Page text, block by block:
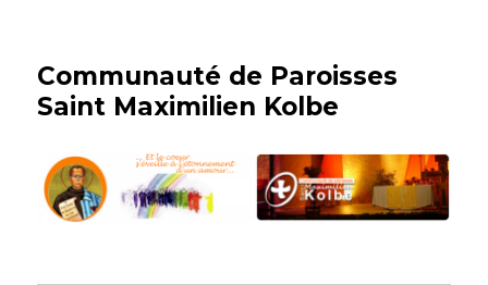
Communauté de Paroisses
Saint Maximilien Kolbe